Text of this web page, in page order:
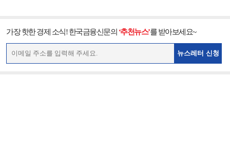
가장 핫한 경제 소식! 한국금융신문의 ‘추천뉴스’를 받아보세요~
뉴스레터 신청